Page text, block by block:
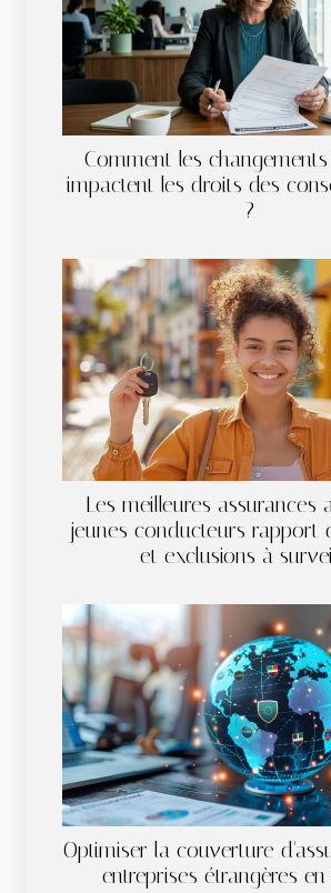
Comment les
impactent les droits des
?
Les meilleures assurances
jeunes conducteurs rapport
et exclusions à
Optimiser la couverture
entreprises étrangères